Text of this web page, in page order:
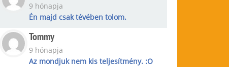
9 hónapja
Én majd csak tévében tolom.
Tommy
9 hónapja
Az mondjuk nem kis teljesítmény. :O